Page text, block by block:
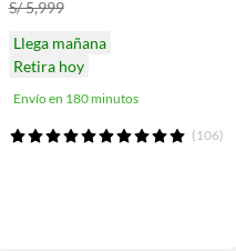
S/ 5,999
Llega mañana
Retira hoy
Envío en 180 minutos
(106)